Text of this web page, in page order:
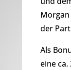
der
Als
eine